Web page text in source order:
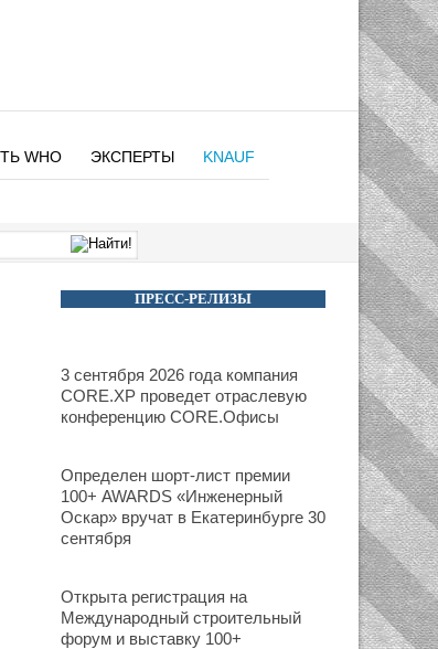
WHO ЭКСПЕРТЫ KNAUF
ПРЕСС-РЕЛИЗЫ
3 сентября 2026 года компания
CORE.XP проведет отраслевую
конференцию CORE.Офисы
Определен шорт-лист премии
100+ AWARDS «Инженерный
Оскар» вручат в Екатеринбурге 30
сентября
Открыта регистрация на
Международный строительный
форум и выставку 100+